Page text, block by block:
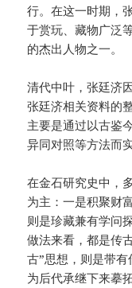
行。在这一时期，
于赏玩、藏物广泛
的杰出人物之一。
清代中叶，张廷济
张廷济相关资料的
主要是通过以古鉴
异同对照等方法而
在金石研究史中，
为主：一是积聚财
则是珍藏兼有学问
做法来看，都是传
古”思想，则是带
为后代承继下来摹